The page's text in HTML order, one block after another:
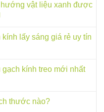
vật liệu xanh được
lấy sáng giá rẻ uy tín
kính treo mới nhất
thước nào?